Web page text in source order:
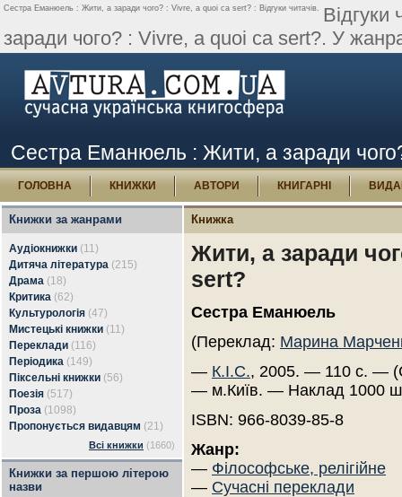
Сеcтра Еманюель : Жити, а заради чого? : Vivre, a quoi ca sert? : Відгуки читачів.
заради чого? : Vivre, a quoi ca sert?. У
Сеcтра Еманюель : Жити, а заради
ГОЛОВНА КНИЖКИ АВТОРИ КНИГАРНІ
Книжки за жанрами
Аудіокнижки (11)
Дитяча література (215)
Драма (18)
Критика (62)
Культурологія (47)
Мистецькі книжки (11)
Переклади (116)
Періодика (149)
Піксельні книжки (56)
Поезія (517)
Проза (1098)
Пропонується видавцям (21)
Всі книжки (1660)
Книжки за першою літерою
назви
Книжка
Жити, а заради
sert?
Сеcтра Еманюель
(Переклад: Марина
— К.І.С., 2005. — 110 с. —
— м.Київ. — Наклад 1000
ISBN: 966-8039-85-8
Жанр:
— Філософське, релігійне
— Сучасні переклади